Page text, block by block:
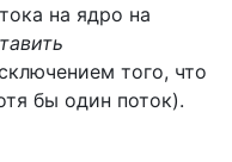
на ядро на
того, что
бы один поток).